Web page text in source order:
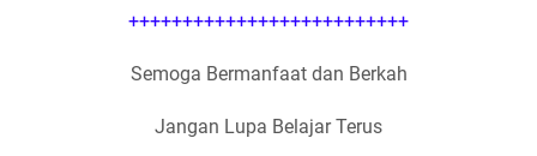
++++++++++++++++++++++++++
Semoga Bermanfaat dan Berkah
Jangan Lupa Belajar Terus